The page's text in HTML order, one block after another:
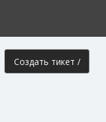
Создать тикет /